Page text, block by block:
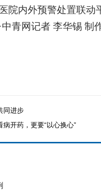
院内外预警处置联
青网记者 李华锡 制作
同进步
开药，更要“以心换心”